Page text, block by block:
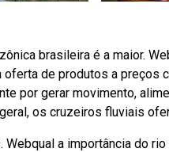
brasileira é a maior.
oferta de produtos a preços
por gerar movimento,
os cruzeiros fluviais
Webqual a importância do